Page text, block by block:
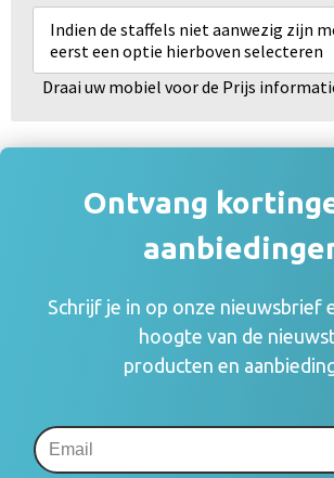
Indien de staffels niet aanwezig zijn
eerst een optie hierboven selecteren
Draai uw mobiel voor de Prijs
Gerelateerde
Ontvang
Schrijf je in op onze nieuwsbrief
hoogte van de
producten en